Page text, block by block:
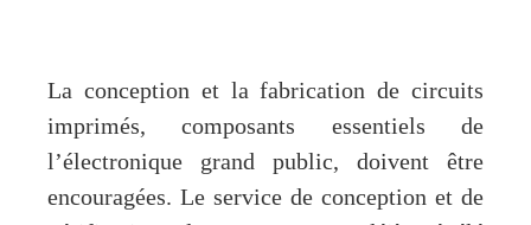
La conception et la fabrication de circuits
imprimés, composants essentiels de
l’électronique grand public, doivent être
encouragées. Le service de conception et de